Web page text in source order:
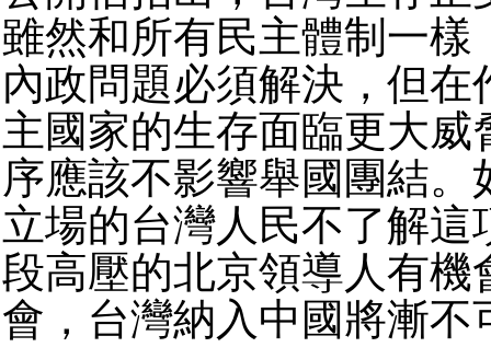
雖然和所有民主體制一樣
內政問題必須解決，但在
主國家的生存面臨更大威
序應該不影響舉國團結。
立場的台灣人民不了解這
段高壓的北京領導人有機
會，台灣納入中國將漸不